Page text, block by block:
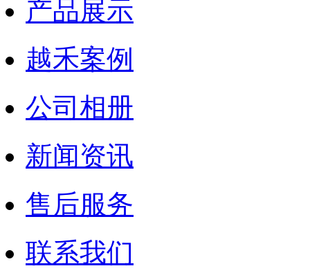
产品展示
越禾案例
公司相册
新闻资讯
售后服务
联系我们